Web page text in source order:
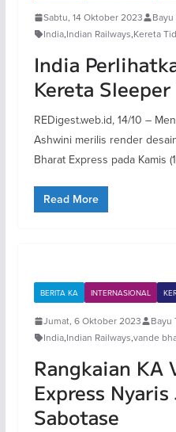
Sabtu, 14 Oktober 2023
India,Indian Railways,Kereta
India
Kereta
REDigest.web.id, 14/10 –
Ashwini merilis render
Bharat Express pada Kamis
Read More
BERITA KA INTERNASIONAL
Jumat, 6 Oktober 2023
Bayu
India,Indian Railways,vande
Rangkaian KA
Express
Sabotase